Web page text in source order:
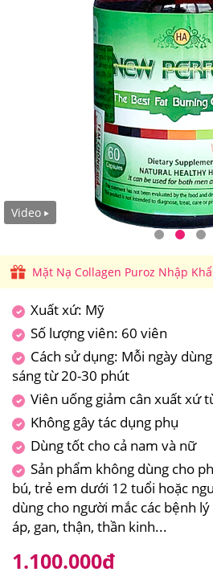
Video
Mặt Nạ Collagen Puroz Nhập
Xuất xứ: Mỹ
Số lượng viên: 60 viên
Cách sử dụng: Mỗi ngày
sáng từ 20-30 phút
Viên uống giảm cân xuất xứ
Không gây tác dụng phụ
Dùng tốt cho cả nam và nữ
Sản phẩm không dùng cho
bú, trẻ em dưới 12 tuổi hoặc
dùng cho người mắc các bệnh
áp, gan, thận, thần kinh...
1.100.000đ